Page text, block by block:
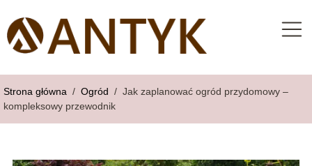
Strona główna / Ogród / Jak zaplanować ogród przydomowy –
kompleksowy przewodnik